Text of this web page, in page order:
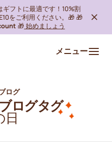
フトに最適です！10%割
をご利用ください。🎁 🎁
🎁 始めましょう
メニュー
ログ
ログタグ
日